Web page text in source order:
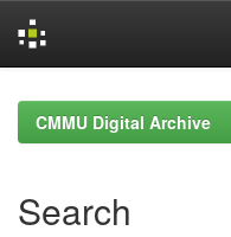
navigationCMMU Digital Archive
Search